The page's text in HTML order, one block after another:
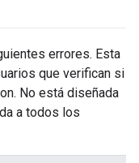
errores. Esta
que verifican si
No está diseñada
a todos los